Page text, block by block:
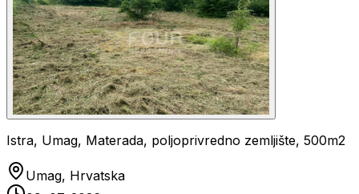
Istra, Umag, Materada, poljoprivredno zemljište, 500m2
Umag, Hrvatska